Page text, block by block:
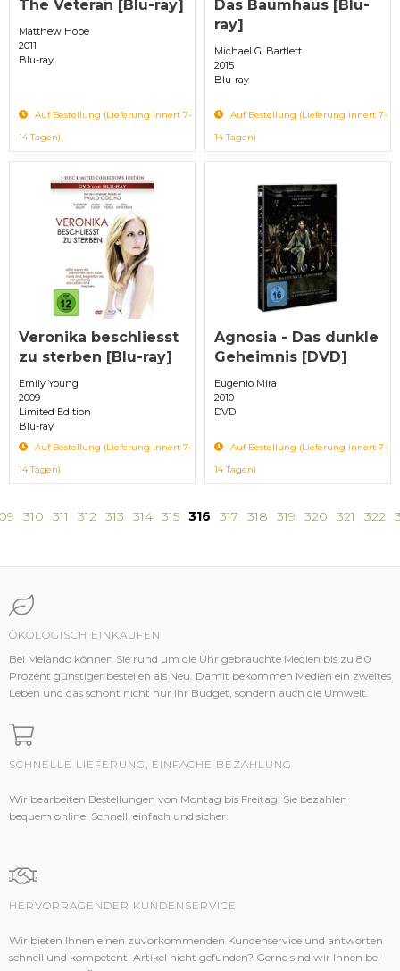
The Veteran [Blu-ray]
Matthew Hope
2011
Blu-ray
Auf Bestellung (Lieferung innert 7-
14 Tagen)
Das Baumhaus [Blu-
ray]
Michael G. Bartlett
2015
Blu-ray
Auf Bestellung (Lieferung innert 7-
14 Tagen)
Veronika beschliesst
zu sterben [Blu-ray]
Emily Young
2009
Limited Edition
Blu-ray
Auf Bestellung (Lieferung innert 7-
14 Tagen)
Agnosia - Das dunkle
Geheimnis [DVD]
Eugenio Mira
2010
DVD
Auf Bestellung (Lieferung innert 7-
14 Tagen)
310 311 312 313 314 315 316 317 318 319 320 321 322
ÖKOLOGISCH EINKAUFEN
Bei Melando können Sie rund um die Uhr gebrauchte Medien bis zu 80
Prozent günstiger bestellen als Neu. Damit bekommen Medien ein zweites
Leben und das schont nicht nur Ihr Budget, sondern auch die Umwelt.
SCHNELLE LIEFERUNG, EINFACHE BEZAHLUNG
Wir bearbeiten Bestellungen von Montag bis Freitag. Sie bezahlen
bequem online. Schnell, einfach und sicher.
HERVORRAGENDER KUNDENSERVICE
Wir bieten Ihnen einen zuvorkommenden Kundenservice und antworten
schnell und kompetent. Artikel nicht gefunden? Gerne sind wir Ihnen bei